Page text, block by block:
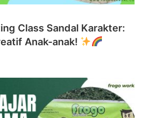
Class Sandal Karakter:
Anak-anak!